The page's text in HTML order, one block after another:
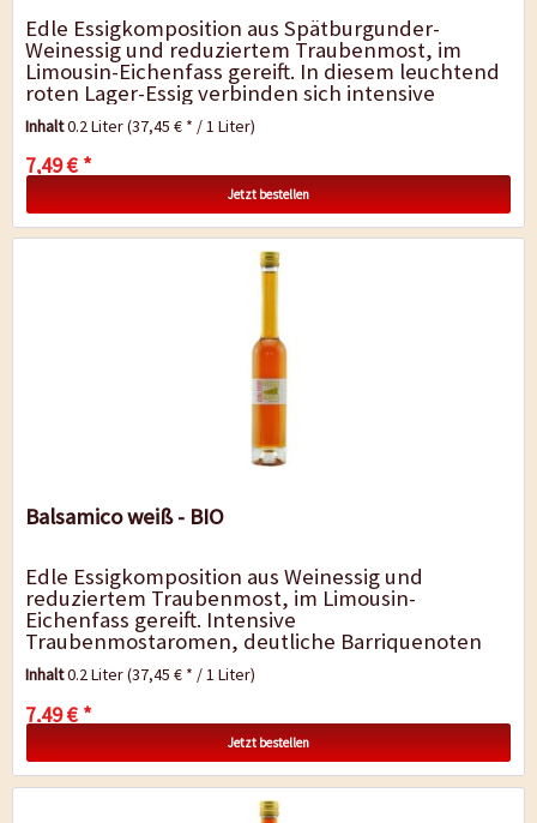
Edle Essigkomposition aus Spätburgunder-
Weinessig und reduziertem Traubenmost, im
Limousin-Eichenfass gereift. In diesem leuchtend
roten Lager-Essig verbinden sich intensive
Traubenmostaromen, deutliche Barriquenoten
und eine...
Inhalt0.2 Liter(37,45 € * / 1 Liter)
7,49 € *
Jetzt bestellen
Balsamico weiß - BIO
Edle Essigkomposition aus Weinessig und
reduziertem Traubenmost, im Limousin-
Eichenfass gereift. Intensive
Traubenmostaromen, deutliche Barriquenoten
und ein harmonisches Süße-Säure-Spiel zeichnen
diesen...
Inhalt0.2 Liter(37,45 € * / 1 Liter)
7,49 € *
Jetzt bestellen